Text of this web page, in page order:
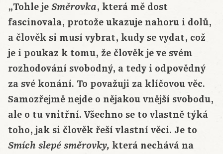
„Tohle je Směrovka, která mě dost
fascinovala, protože ukazuje nahoru i dolů,
a člověk si musí vybrat, kudy se vydat, což
je i poukaz k tomu, že člověk je ve svém
rozhodování svobodný, a tedy i odpovědný
za své konání. To považuji za klíčovou věc.
Samozřejmě nejde o nějakou vnější svobodu,
ale o tu vnitřní. Všechno se to vlastně týká
toho, jak si člověk řeší vlastní věci. Je to
Smích slepé směrovky, která nechává na